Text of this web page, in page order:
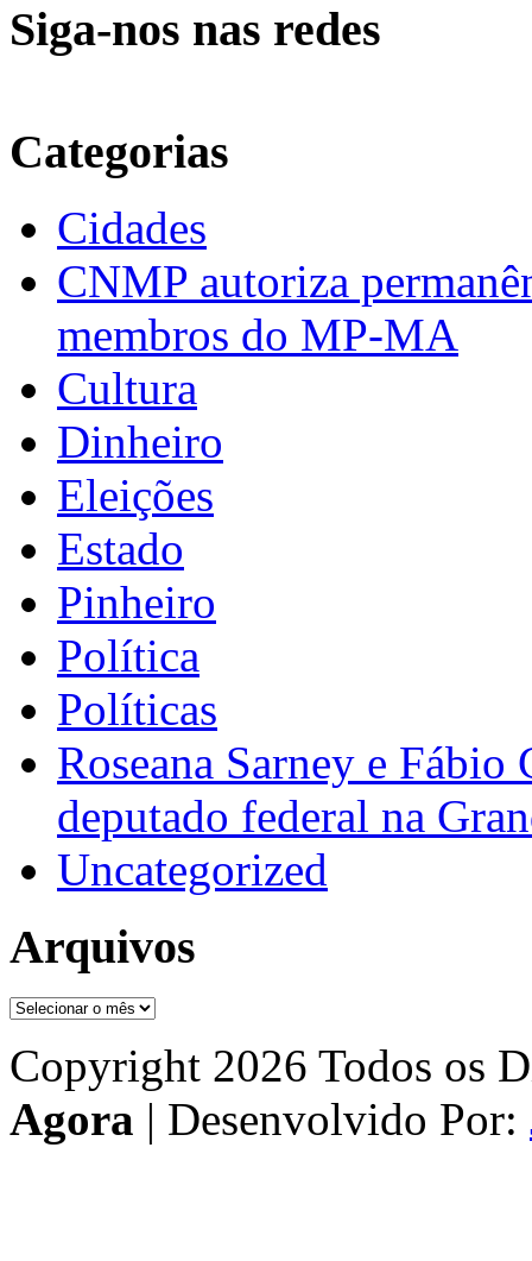
Siga-nos nas redes
Categorias
Cidades
CNMP autoriza
membros do MP-MA
Cultura
Dinheiro
Eleições
Estado
Pinheiro
Política
Políticas
Roseana Sarney e
deputado federal na
Uncategorized
Arquivos
Arquivos
Copyright 2026 Todos os
Agora | Desenvolvido Por: